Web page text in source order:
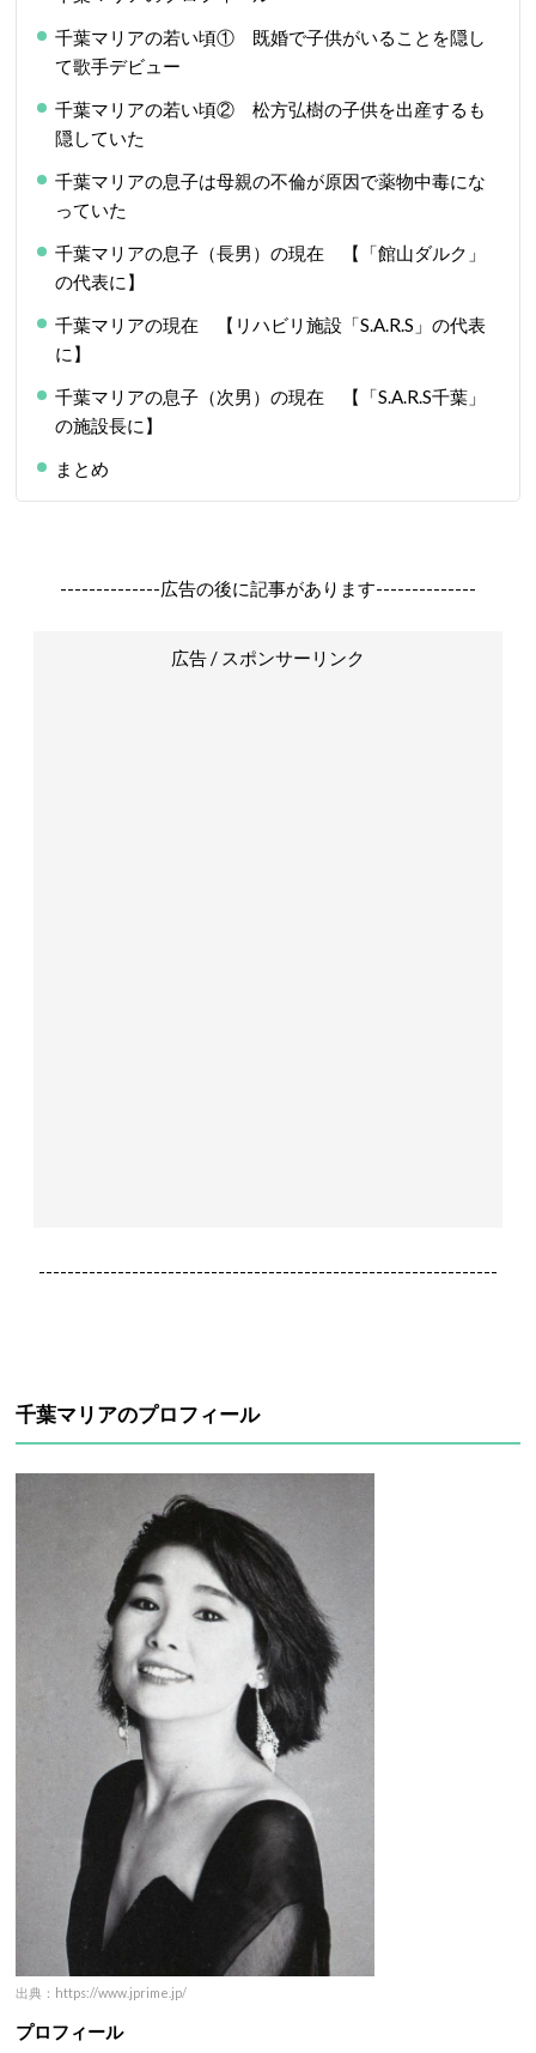
千葉マリアの若い頃① 既婚で子供がいることを隠し
て歌手デビュー
千葉マリアの若い頃② 松方弘樹の子供を出産するも
隠していた
千葉マリアの息子は母親の不倫が原因で薬物中毒にな
っていた
千葉マリアの息子（長男）の現在 【「館山ダルク」
の代表に】
千葉マリアの現在 【リハビリ施設「S.A.R.S」の代表
に】
千葉マリアの息子（次男）の現在 【「S.A.R.S千葉」
の施設長に】
まとめ
--------------広告の後に記事があります--------------
広告 / スポンサーリンク
----------------------------------------------------------------
千葉マリアのプロフィール
出典：https://www.jprime.jp/
プロフィール